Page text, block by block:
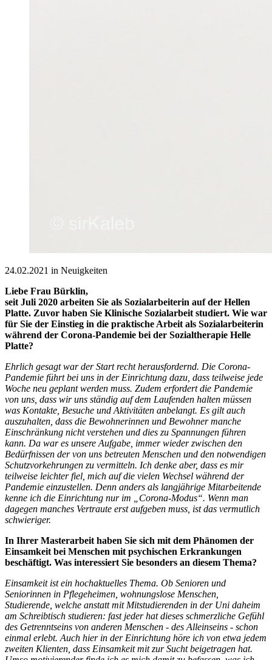
24.02.2021 in Neuigkeiten
Liebe Frau Bürklin,
seit Juli 2020 arbeiten Sie als Sozialarbeiterin auf der Hellen
Platte. Zuvor haben Sie Klinische Sozialarbeit studiert. Wie war
für Sie der Einstieg in die praktische Arbeit als Sozialarbeiterin
während der Corona-Pandemie bei der Sozialtherapie Helle
Platte?
Ehrlich gesagt war der Start recht herausfordernd. Die Corona-
Pandemie führt bei uns in der Einrichtung dazu, dass teilweise jede
Woche neu geplant werden muss. Zudem erfordert die Pandemie
von uns, dass wir uns ständig auf dem Laufenden halten müssen
was Kontakte, Besuche und Aktivitäten anbelangt. Es gilt auch
auszuhalten, dass die Bewohnerinnen und Bewohner manche
Einschränkung nicht verstehen und dies zu Spannungen führen
kann. Da war es unsere Aufgabe, immer wieder zwischen den
Bedürfnissen der von uns betreuten Menschen und den notwendigen
Schutzvorkehrungen zu vermitteln. Ich denke aber, dass es mir
teilweise leichter fiel, mich auf die vielen Wechsel während der
Pandemie einzustellen. Denn anders als langjährige Mitarbeitende
kenne ich die Einrichtung nur im „Corona-Modus“. Wenn man
dagegen manches Vertraute erst aufgeben muss, ist das vermutlich
schwieriger.
In Ihrer Masterarbeit haben Sie sich mit dem Phänomen der
Einsamkeit bei Menschen mit psychischen Erkrankungen
beschäftigt. Was interessiert Sie besonders an diesem Thema?
Einsamkeit ist ein hochaktuelles Thema. Ob Senioren und
Seniorinnen in Pflegeheimen, wohnungslose Menschen,
Studierende, welche anstatt mit Mitstudierenden in der Uni daheim
am Schreibtisch studieren: fast jeder hat dieses schmerzliche Gefühl
des Getrenntseins von anderen Menschen - des Alleinseins - schon
einmal erlebt. Auch hier in der Einrichtung höre ich von etwa jedem
zweiten Klienten, dass Einsamkeit mit zur Sucht beigetragen hat.